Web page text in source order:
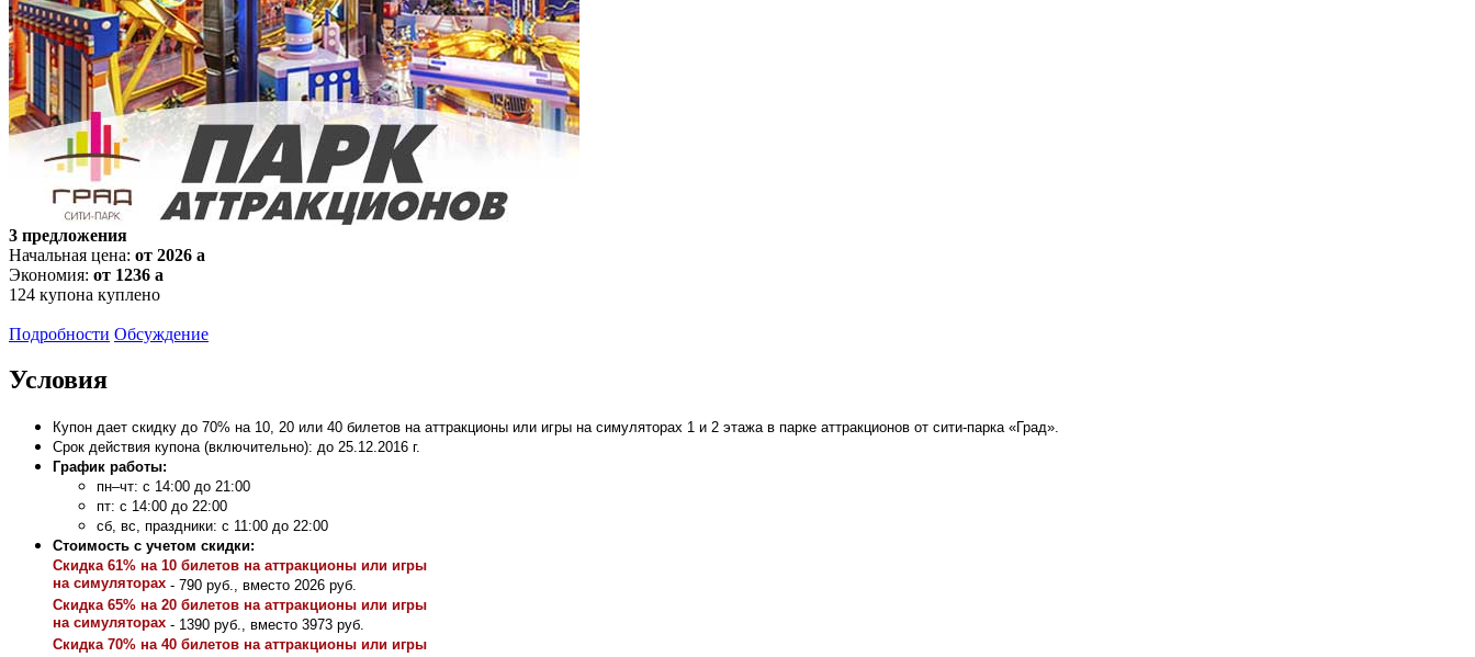
3 предложения
Начальная цена: от 2026 a
Экономия: от 1236 a
124 купона куплено
Подробности Обсуждение
Условия
Купон дает скидку до 70% на 10, 20 или 40 билетов на аттракционы или игры на симуляторах 1 и 2 этажа в парке аттракционов от сити-парка «Град».
Срок действия купона (включительно): до 25.12.2016 г.
График работы:
пн–чт: с 14:00 до 21:00
пт: с 14:00 до 22:00
сб, вс, праздники: с 11:00 до 22:00
Стоимость с учетом скидки:
Скидка 61% на 10 билетов на аттракционы или игры
на симуляторах - 790 руб., вместо 2026 руб.
Скидка 65% на 20 билетов на аттракционы или игры
на симуляторах - 1390 руб., вместо 3973 руб.
Скидка 70% на 40 билетов на аттракционы или игры